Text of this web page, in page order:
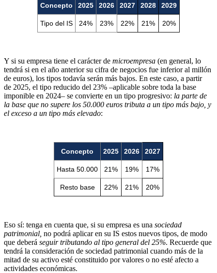
Concepto 2025 2026 2027 2028 2029
Tipo del IS 24% 23% 22% 21% 20%
Y si su empresa tiene el carácter de microempresa (en general, lo
tendrá si en el año anterior su cifra de negocios fue inferior al millón
de euros), los tipos todavía serán más bajos. En este caso, a partir
de 2025, el tipo reducido del 23% –aplicable sobre toda la base
imponible en 2024– se convierte en un tipo progresivo: la parte de
la base que no supere los 50.000 euros tributa a un tipo más bajo, y
el exceso a un tipo más elevado:
Concepto 2025 2026 2027
Hasta 50.000 21% 19% 17%
Resto base 22% 21% 20%
Eso sí: tenga en cuenta que, si su empresa es una sociedad
patrimonial, no podrá aplicar en su IS estos nuevos tipos, de modo
que deberá seguir tributando al tipo general del 25%. Recuerde que
tendrá la consideración de sociedad patrimonial cuando más de la
mitad de su activo esté constituido por valores o no esté afecto a
actividades económicas.